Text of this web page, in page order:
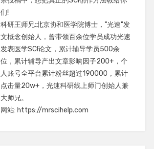
们!
科研王师兄:北京协和医学院博士，"光速"发
文概念创始人，曾带领百余位学员成功光速
发表医学SCI论文，累计辅导学员500余
位，累计辅导产出文章影响因子200+，个
人账号全平台累计粉丝超过190000，累计
点击量20w+，光速科研线上师门创始人兼
大师兄。
网站: https://mrscihelp.com